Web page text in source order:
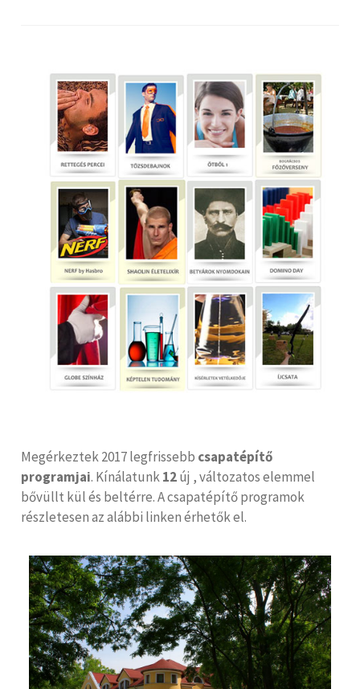
Megérkeztek 2017 legfrissebb csapatépítő
programjai. Kínálatunk12új , változatos elemmel
bővüllt kül és beltérre. A csapatépítő programok
részletesen az alábbi linken érhetők el.